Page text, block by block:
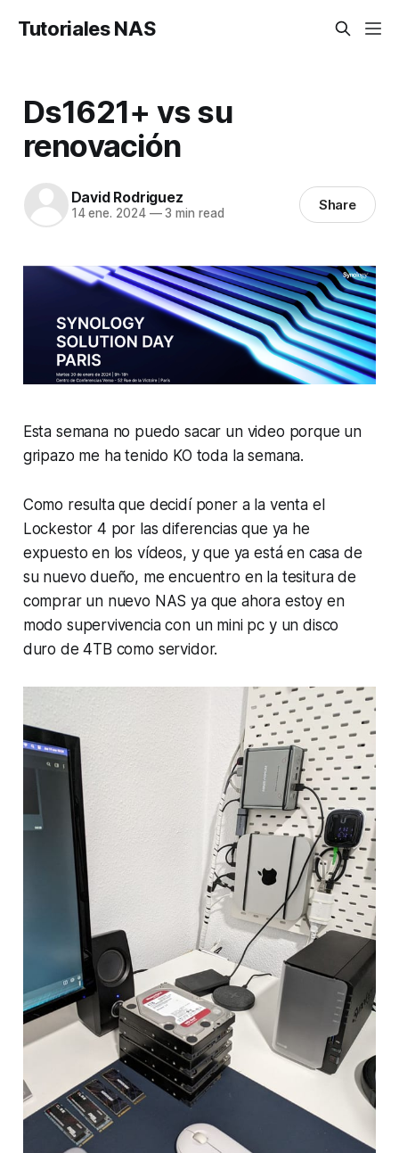
Tutoriales NAS
Ds1621+ vs su
renovación
David Rodriguez
14 ene. 2024 —3 min read Share
Esta semana no puedo sacar un video porque un
gripazo me ha tenido KO toda la semana.
Como resulta que decidí poner a la venta el
Lockestor 4 por las diferencias que ya he
expuesto en los vídeos, y que ya está en casa de
su nuevo dueño, me encuentro en la tesitura de
comprar un nuevo NAS ya que ahora estoy en
modo supervivencia con un mini pc y un disco
duro de 4TB como servidor.